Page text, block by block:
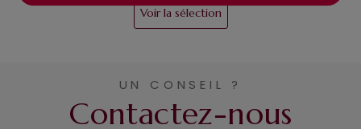
Voir la sélection
UN CONSEIL ?
Contactez-nous